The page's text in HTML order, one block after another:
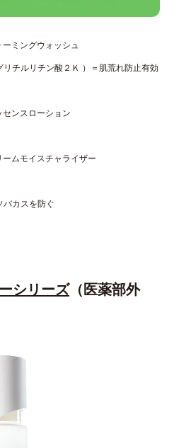
ミングウォッシュ
チルリチン酸２Ｋ ）＝肌荒れ防止有効
ンスローション
ムモイスチャライザー
カスを防ぐ
シリーズ（医薬部外